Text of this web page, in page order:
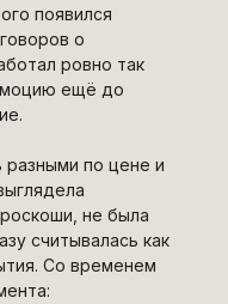
появился
о
ровно так
ещё до
разными по цене и
не была
считывалась как
Со временем